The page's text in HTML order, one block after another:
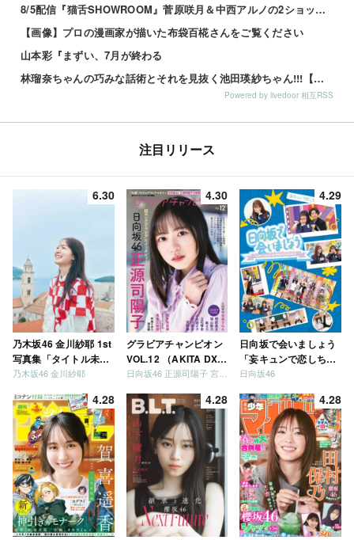
8/5配信『猫舌SHOWROOM』菅原咲月＆中西アルノの2ショット2枚！！【乃木坂46】
【画像】プロの漫画家が描いた布袋百椛さんをご覧ください
山本彩『まずい、7月が終わる
林瑠奈ちゃんの巧みな話術とそれを見抜く池田瑛紗ちゃん!!!【乃木坂46】
Powered by livedoor 相互RSS
注目リリース
6.30
乃木坂46 金川紗耶 1st
写真集「タイトル未
定」
乃木坂46 金川紗耶
4.30
グラビアチャンピオン
VOL.12 （AKITA DXシ
リーズ）
日向坂46 正源司陽子 宮地すみれ
4.29
日向坂で会いましょう
「妄キュンで恋しちゃ
いましょう」「どっち
う」「ご褒美でロケし
ましょう」「フレンド
リーになりましょう」
「笑って卒業を祝いま
しょう」 [Blu-ray]
日向坂46
4.28 4.28 4.28